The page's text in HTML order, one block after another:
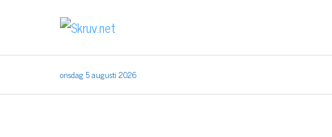
onsdag 5 augusti 2026